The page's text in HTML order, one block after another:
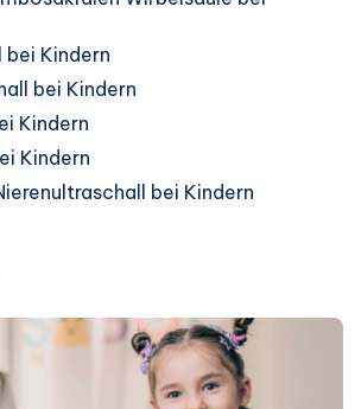
bei Kindern
bei Kindern
Kindern
Kindern
bei Kindern